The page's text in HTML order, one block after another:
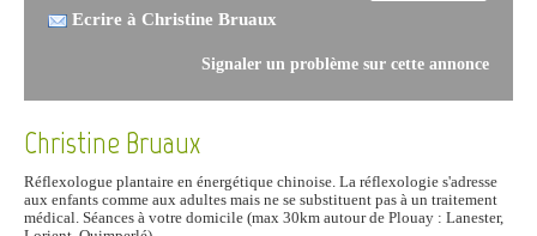
Ecrire à Christine Bruaux
Signaler un problème sur cette annonce
Christine Bruaux
Réflexologue plantaire en énergétique chinoise. La réflexologie s'adresse
aux enfants comme aux adultes mais ne se substituent pas à un traitement
médical. Séances à votre domicile (max 30km autour de Plouay : Lanester,